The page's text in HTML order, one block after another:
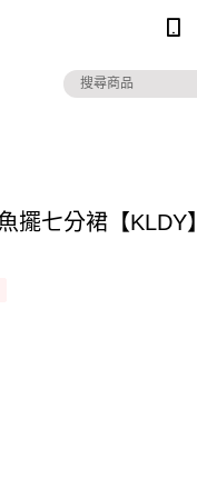
擺七分裙【KLDY